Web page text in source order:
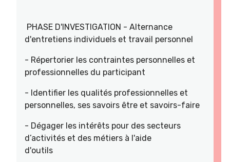
PHASE D'INVESTIGATION - Alternance
d'entretiens individuels et travail personnel
- Répertorier les contraintes personnelles et
professionnelles du participant
- Identifier les qualités professionnelles et
personnelles, ses savoirs être et savoirs-faire
- Dégager les intérêts pour des secteurs
d’activités et des métiers à l'aide
d'outils